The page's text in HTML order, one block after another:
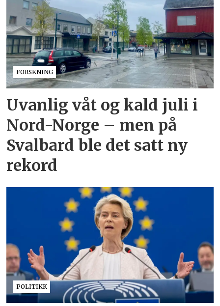
FORSKNING
Uvanlig våt og kald juli i
Nord-Norge – men på
Svalbard ble det satt ny
rekord
POLITIKK